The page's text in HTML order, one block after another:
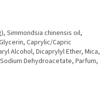
Simmondsia chinensis oil,
Caprylic/Capric
Alcohol, Dicaprylyl Ether, Mica,
Dehydroacetate, Parfum,